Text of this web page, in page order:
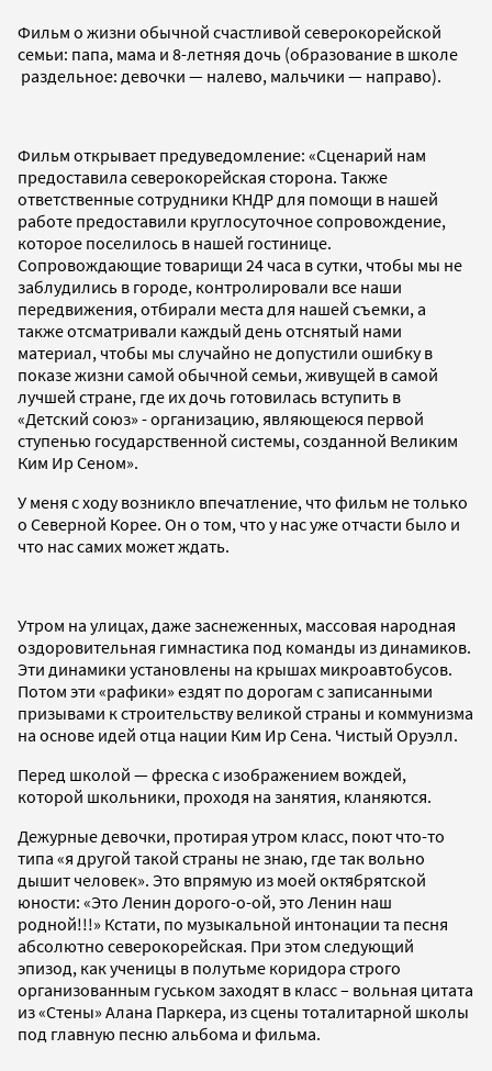
Фильм о жизни обычной счастливой северокорейской
семьи: папа, мама и 8-летняя дочь (образование в школе
раздельное: девочки — налево, мальчики — направо).
Фильм открывает предуведомление: «Сценарий нам
предоставила северокорейская сторона. Также
ответственные сотрудники КНДР для помощи в нашей
работе предоставили круглосуточное сопровождение,
которое поселилось в нашей гостинице.
Сопровождающие товарищи 24 часа в сутки, чтобы мы не
заблудились в городе, контролировали все наши
передвижения, отбирали места для нашей съемки, а
также отсматривали каждый день отснятый нами
материал, чтобы мы случайно не допустили ошибку в
показе жизни самой обычной семьи, живущей в самой
лучшей стране, где их дочь готовилась вступить в
«Детский союз» - организацию, являющеюся первой
ступенью государственной системы, созданной Великим
Ким Ир Сеном».
У меня с ходу возникло впечатление, что фильм не только
о Северной Корее. Он о том, что у нас уже отчасти было и
что нас самих может ждать.
Утром на улицах, даже заснеженных, массовая народная
оздоровительная гимнастика под команды из динамиков.
Эти динамики установлены на крышах микроавтобусов.
Потом эти «рафики» ездят по дорогам с записанными
призывами к строительству великой страны и коммунизма
на основе идей отца нации Ким Ир Сена. Чистый Оруэлл.
Перед школой — фреска с изображением вождей,
которой школьники, проходя на занятия, кланяются.
Дежурные девочки, протирая утром класс, поют что-то
типа «я другой такой страны не знаю, где так вольно
дышит человек». Это впрямую из моей октябрятской
юности: «Это Ленин дорого-о-ой, это Ленин наш
родной!!!» Кстати, по музыкальной интонации та песня
абсолютно северокорейская. При этом следующий
эпизод, как ученицы в полутьме коридора строго
организованным гуськом заходят в класс – вольная цитата
из «Стены» Алана Паркера, из сцены тоталитарной школы
под главную песню альбома и фильма.